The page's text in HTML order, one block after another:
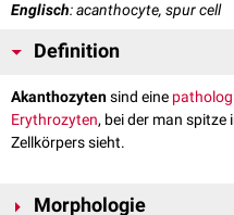
Englisch: acanthocyte, spur cell
Definition
Akanthozytensind eine
Erythrozyten, bei der man spitze
Zellkörpers sieht.
Morphologie